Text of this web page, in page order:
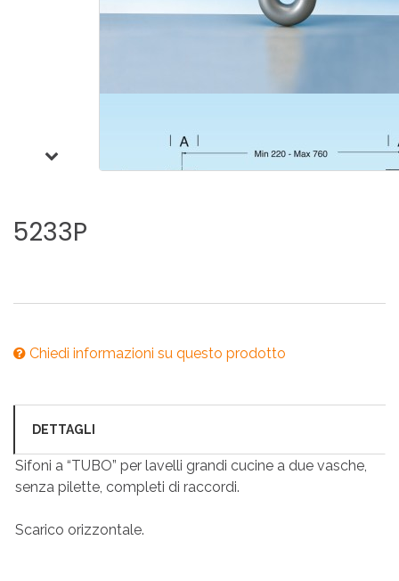
5233P
Chiedi informazioni su questo prodotto
DETTAGLI
Sifoni a “TUBO” per lavelli grandi cucine a due vasche,
senza pilette, completi di raccordi.
Scarico orizzontale.